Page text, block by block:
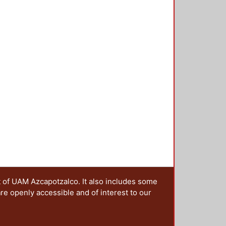
UAM Azcapotzalco. It also includes some
openly accessible and of interest to our